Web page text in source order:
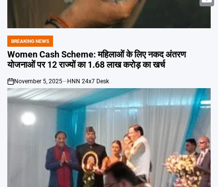
POSTED
IN
BREAKING NEWS
Women Cash Scheme: महिलाओं के लिए नकद अंतरण
योजनाओं पर 12 राज्यों का 1.68 लाख करोड़ का खर्च
on
November 5, 2025 HNN 24x7 Desk